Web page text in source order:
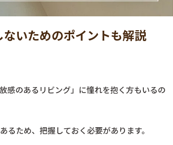
いためのポイントも解説
感のあるリビング」に憧れを抱く方もいるの
ため、把握しておく必要があります。